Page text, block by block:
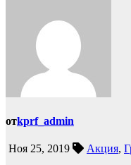
отkprf_admin
Ноя 25, 2019 Акция,